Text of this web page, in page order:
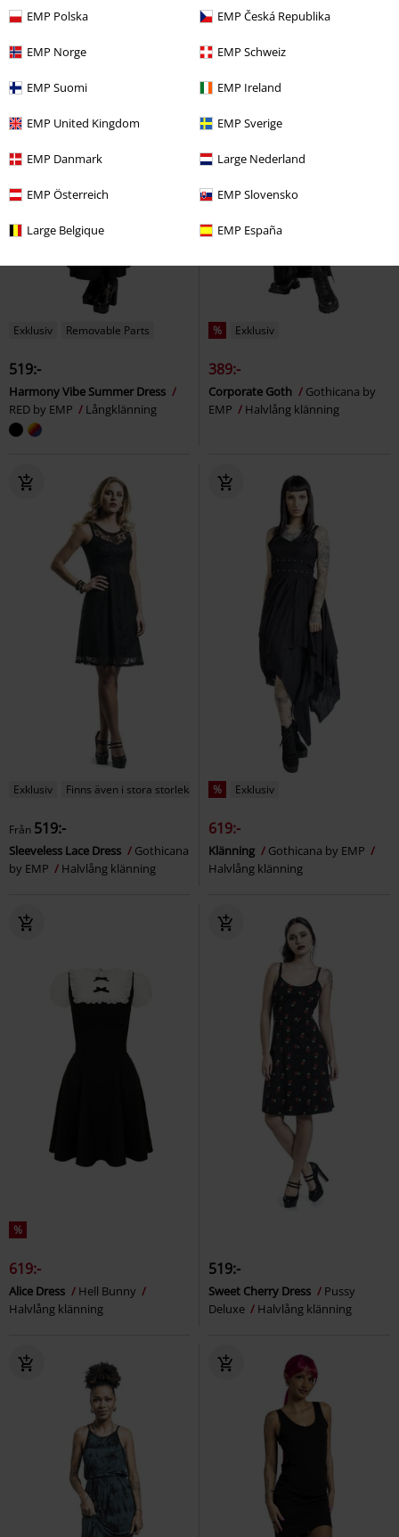
EMP Polska EMP Česká Republika
EMP Norge EMP Schweiz
EMP Suomi EMP Ireland
EMP United Kingdom EMP Sverige
EMP Danmark Large Nederland
EMP Österreich EMP Slovensko
Large Belgique EMP España
Exklusiv Removable Parts
519:-
Harmony Vibe Summer Dress
RED by EMP
Långklänning
% Exklusiv
389:-
Corporate Goth
Gothicana by
EMP
Halvlång klänning
Exklusiv Finns även i stora storlekar
Från 519:-
Sleeveless Lace Dress
Gothicana
by EMP
Halvlång klänning
% Exklusiv
619:-
Klänning
Gothicana by EMP
Halvlång klänning
%
619:-
Alice Dress
Hell Bunny
Halvlång klänning
519:-
Sweet Cherry Dress
Pussy
Deluxe
Halvlång klänning